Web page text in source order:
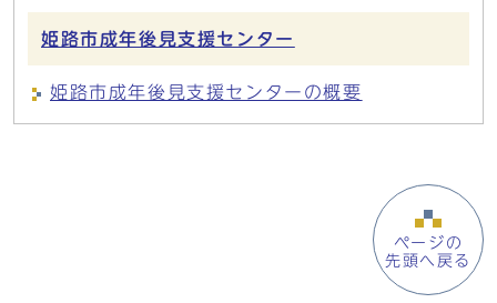
姫路市成年後見支援センター
姫路市成年後見支援センターの概要
ページの
先頭へ戻る